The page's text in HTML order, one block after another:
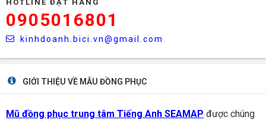
HOTLINE ĐẶT HÀNG
0905016801
kinhdoanh.bici.vn@gmail.com
GIỚI THIỆU VỀ MẪU ĐỒNG PHỤC
Mũ đồng phục trung tâm Tiếng Anh SEAMAP được chúng